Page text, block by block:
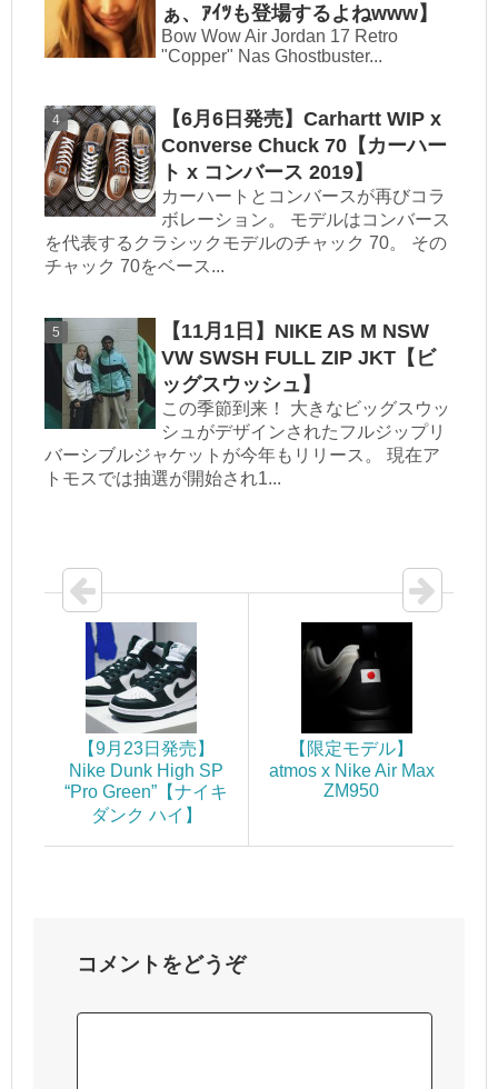
ぁ、ｱｲﾂも登場するよねwww】
Bow Wow Air Jordan 17 Retro
"Copper" Nas Ghostbuster...
【6月6日発売】Carhartt WIP x
Converse Chuck 70【カーハー
ト x コンバース 2019】
カーハートとコンバースが再びコラ
ボレーション。 モデルはコンバース
を代表するクラシックモデルのチャック 70。 その
チャック 70をベース...
【11月1日】NIKE AS M NSW
VW SWSH FULL ZIP JKT【ビ
ッグスウッシュ】
この季節到来！ 大きなビッグスウッ
シュがデザインされたフルジップリ
バーシブルジャケットが今年もリリース。 現在ア
トモスでは抽選が開始され1...
【9月23日発売】
Nike Dunk High SP
“Pro Green”【ナイキ
ダンク ハイ】
【限定モデル】
atmos x Nike Air Max
ZM950
コメントをどうぞ